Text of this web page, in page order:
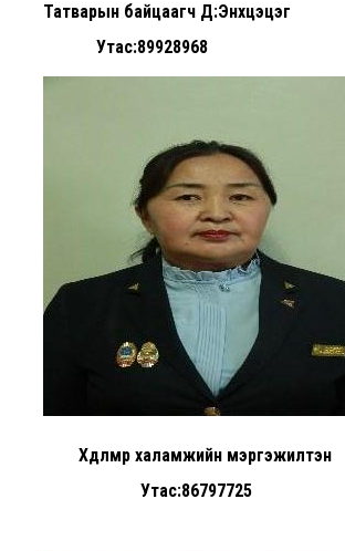
Татварын байцаагч Д:Энхцэцэг
Утас:89928968
Хөдөлмөр халамжийн мэргэжилтэн
Утас:86797725